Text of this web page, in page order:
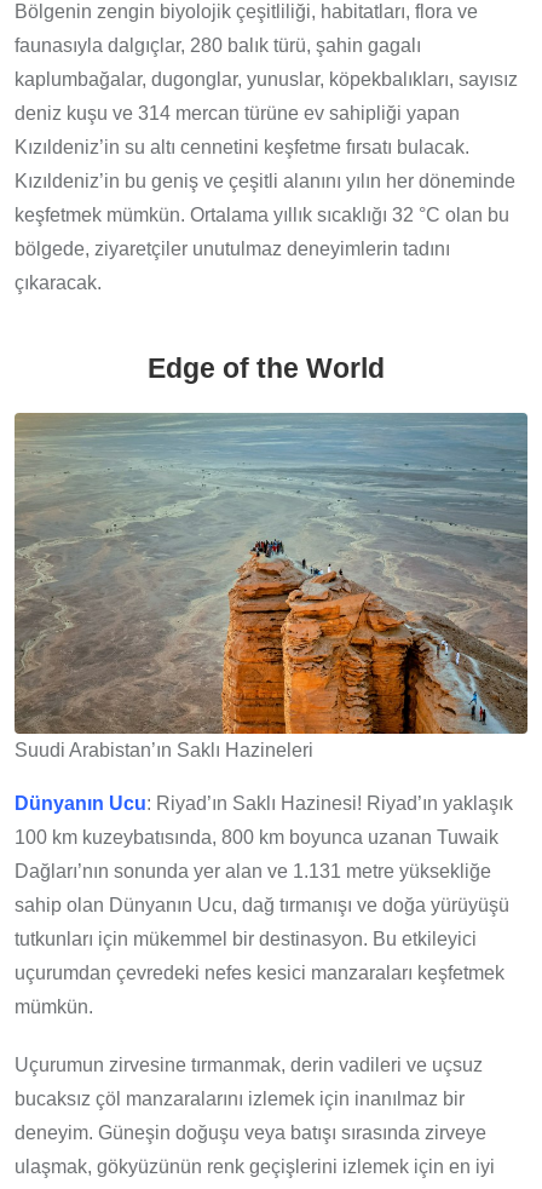
Bölgenin zengin biyolojik çeşitliliği, habitatları, flora ve
faunasıyla dalgıçlar, 280 balık türü, şahin gagalı
kaplumbağalar, dugonglar, yunuslar, köpekbalıkları, sayısız
deniz kuşu ve 314 mercan türüne ev sahipliği yapan
Kızıldeniz’in su altı cennetini keşfetme fırsatı bulacak.
Kızıldeniz’in bu geniş ve çeşitli alanını yılın her döneminde
keşfetmek mümkün. Ortalama yıllık sıcaklığı 32 °C olan bu
bölgede, ziyaretçiler unutulmaz deneyimlerin tadını
çıkaracak.
Edge of the World
Suudi Arabistan’ın Saklı Hazineleri
Dünyanın Ucu: Riyad’ın Saklı Hazinesi! Riyad’ın yaklaşık
100 km kuzeybatısında, 800 km boyunca uzanan Tuwaik
Dağları’nın sonunda yer alan ve 1.131 metre yüksekliğe
sahip olan Dünyanın Ucu, dağ tırmanışı ve doğa yürüyüşü
tutkunları için mükemmel bir destinasyon. Bu etkileyici
uçurumdan çevredeki nefes kesici manzaraları keşfetmek
mümkün.
Uçurumun zirvesine tırmanmak, derin vadileri ve uçsuz
bucaksız çöl manzaralarını izlemek için inanılmaz bir
deneyim. Güneşin doğuşu veya batışı sırasında zirveye
ulaşmak, gökyüzünün renk geçişlerini izlemek için en iyi